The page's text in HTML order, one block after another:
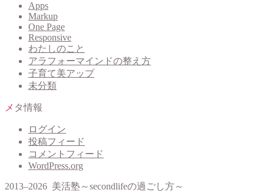
Apps
Markup
One Page
Responsive
わたしのこと
アラフォーマインドの整え方
子育て美アップ
未分類
メタ情報
ログイン
投稿フィード
コメントフィード
WordPress.org
2013–2026 美活塾～secondlifeの過ごし方～